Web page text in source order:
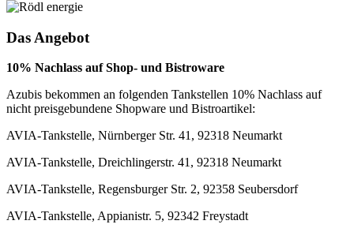
Das Angebot
10% Nachlass auf Shop- und Bistroware
Azubis bekommen an folgenden Tankstellen 10% Nachlass auf
nicht preisgebundene Shopware und Bistroartikel:
AVIA-Tankstelle, Nürnberger Str. 41, 92318 Neumarkt
AVIA-Tankstelle, Dreichlingerstr. 41, 92318 Neumarkt
AVIA-Tankstelle, Regensburger Str. 2, 92358 Seubersdorf
AVIA-Tankstelle, Appianistr. 5, 92342 Freystadt